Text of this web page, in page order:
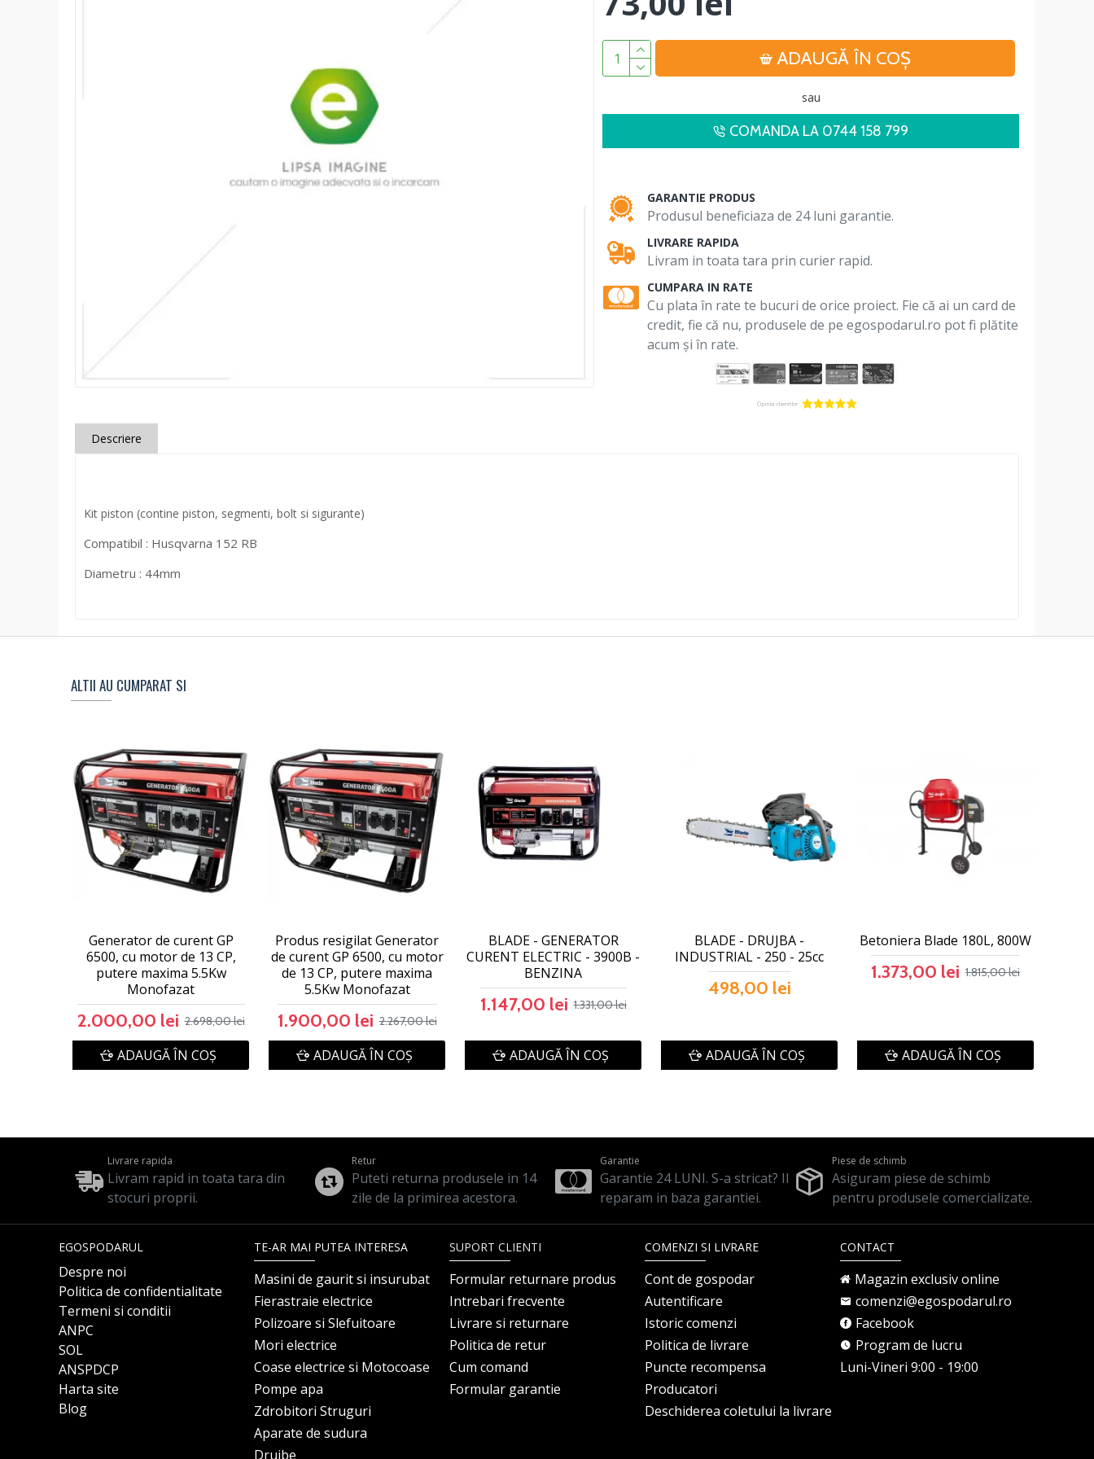
ADAUGĂ ÎN COŞ
sau
COMANDA LA 0744 158 799
GARANTIE PRODUS
Produsul beneficiaza de 24 luni garantie.
LIVRARE RAPIDA
Livram in toata tara prin curier rapid.
CUMPARA IN RATE
Cu plata în rate te bucuri de orice proiect. Fie că ai un card de
credit, fie că nu, produsele de pe egospodarul.ro pot fi plătite
acum și în rate.
Descriere
Kit piston (contine piston, segmenti, bolt si sigurante)
Compatibil : Husqvarna 152 RB
Diametru : 44mm
ALTII AU CUMPARAT SI
Generator de curent GP
6500, cu motor de 13 CP,
putere maxima 5.5Kw
Monofazat
2.000,00 lei 2.698,00 lei
ADAUGĂ ÎN COŞ
Produs resigilat Generator
de curent GP 6500, cu motor
de 13 CP, putere maxima
5.5Kw Monofazat
1.900,00 lei 2.267,00 lei
ADAUGĂ ÎN COŞ
BLADE - GENERATOR
CURENT ELECTRIC - 3900B -
BENZINA
1.147,00 lei 1.331,00 lei
ADAUGĂ ÎN COŞ
BLADE - DRUJBA -
INDUSTRIAL - 250 - 25cc
498,00 lei
ADAUGĂ ÎN COŞ
Betoniera Blade 180L, 800W
1.373,00 lei 1.815,00 lei
ADAUGĂ ÎN COŞ
Livrare rapida
Livram rapid in toata tara din
stocuri proprii.
Retur
Puteti returna produsele in 14
zile de la primirea acestora.
Garantie
Garantie 24 LUNI. S-a stricat? Il
reparam in baza garantiei.
Piese de schimb
Asiguram piese de schimb
pentru produsele comercializate.
EGOSPODARUL
Despre noi
Politica de confidentialitate
Termeni si conditii
ANPC
SOL
ANSPDCP
Harta site
Blog
TE-AR MAI PUTEA INTERESA
Masini de gaurit si insurubat
Fierastraie electrice
Polizoare si Slefuitoare
Mori electrice
Coase electrice si Motocoase
Pompe apa
Zdrobitori Struguri
Aparate de sudura
Drujbe
SUPORT CLIENTI
Formular returnare produs
Intrebari frecvente
Livrare si returnare
Politica de retur
Cum comand
Formular garantie
COMENZI SI LIVRARE
Cont de gospodar
Autentificare
Istoric comenzi
Politica de livrare
Puncte recompensa
Producatori
Deschiderea coletului la livrare
CONTACT
Magazin exclusiv online
comenzi@egospodarul.ro
Facebook
Program de lucru
Luni-Vineri 9:00 - 19:00